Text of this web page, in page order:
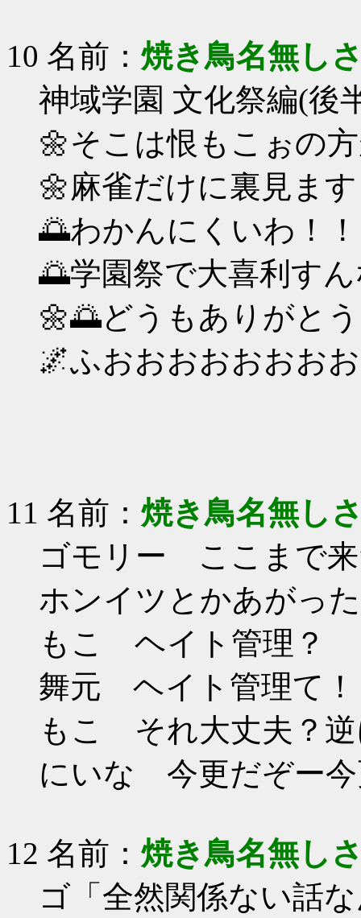
10 名前： 焼き鳥名無し
神域学園 文化祭編(後
🌼そこは恨もこぉの
🌼麻雀だけに裏見ま
🌅わかんにくいわ！
🌅学園祭で大喜利す
🌼🌅どうもありがと
🌌ふおおおおおおお
11 名前： 焼き鳥名無し
ゴモリー ここまで来
ホンイツとかあがっ
もこ ヘイト管理？
舞元 ヘイト管理て
もこ それ大丈夫？
にいな 今更だぞー今
12 名前： 焼き鳥名無し
ゴ「全然関係ない話